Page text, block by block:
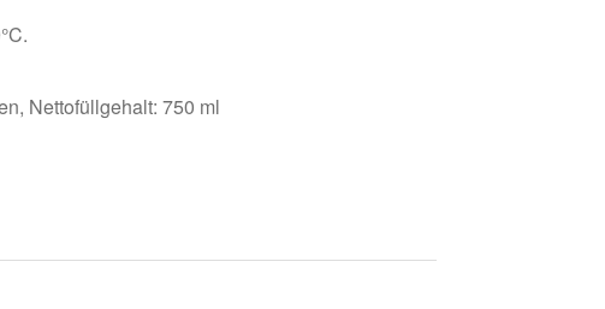
Nettofüllgehalt: 750 ml